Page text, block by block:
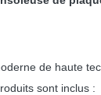
de haute
sont inclus :